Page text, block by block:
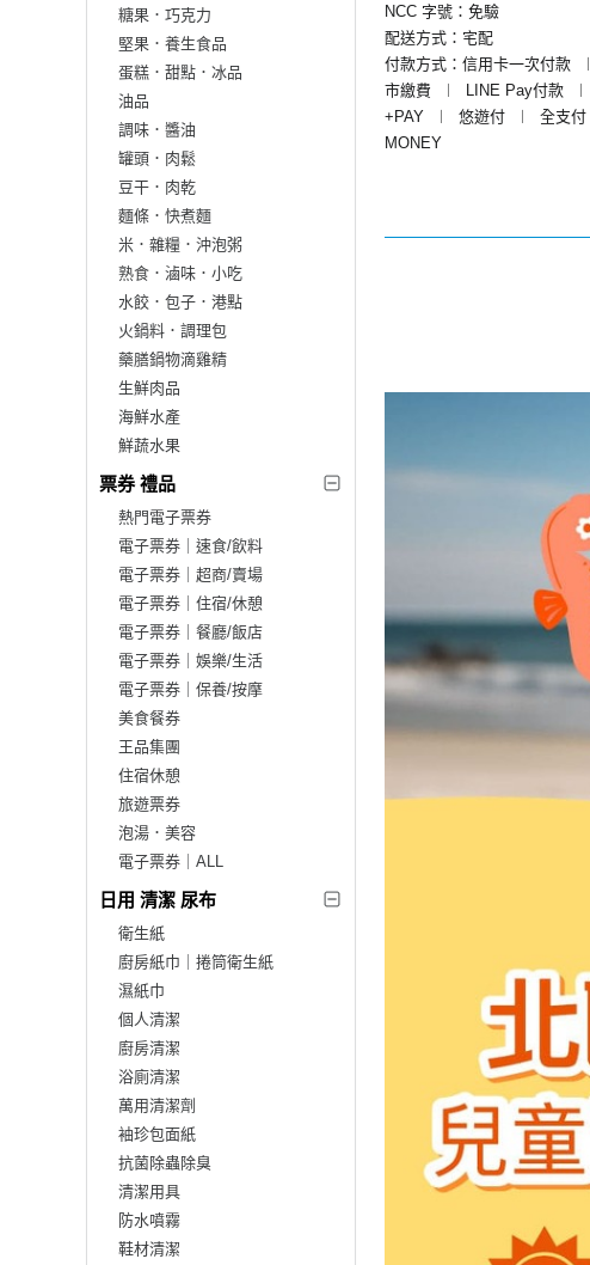
糖果．巧克力
堅果．養生食品
蛋糕．甜點．冰品
油品
調味．醬油
罐頭．肉鬆
豆干．肉乾
麵條．快煮麵
米．雜糧．沖泡粥
熟食．滷味．小吃
水餃．包子．港點
火鍋料．調理包
藥膳鍋物滴雞精
生鮮肉品
海鮮水產
鮮蔬水果
票券 禮品
熱門電子票券
電子票券｜速食/飲料
電子票券｜超商/賣場
電子票券｜住宿/休憩
電子票券｜餐廳/飯店
電子票券｜娛樂/生活
電子票券｜保養/按摩
美食餐券
王品集團
住宿休憩
旅遊票券
泡湯．美容
電子票券｜ALL
日用 清潔 尿布
衛生紙
廚房紙巾｜捲筒衛生紙
濕紙巾
個人清潔
廚房清潔
浴廁清潔
萬用清潔劑
袖珍包面紙
抗菌除蟲除臭
清潔用具
防水噴霧
鞋材清潔
NCC 字號：免驗
配送方式：宅配
付款方式：信用卡一次付款
︱
市繳費
︱ LINE Pay付款 ︱
+PAY
︱ 悠遊付 ︱ 全支付
MONEY